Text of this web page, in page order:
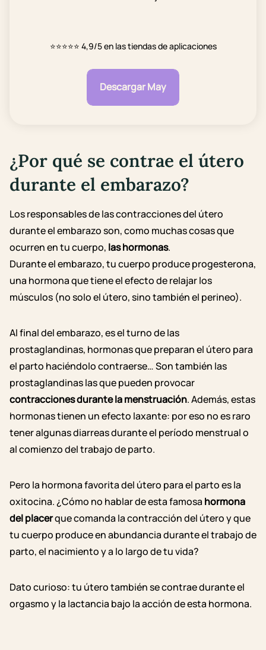
⭐⭐⭐⭐⭐ 4,9/5 en las tiendas de aplicaciones
Descargar May
¿Por qué se contrae el útero
durante el embarazo?
Los responsables de las contracciones del útero
durante el embarazo son, como muchas cosas que
ocurren en tu cuerpo, las hormonas.
Durante el embarazo, tu cuerpo produce progesterona,
una hormona que tiene el efecto de relajar los
músculos (no solo el útero, sino también el perineo).
Al final del embarazo, es el turno de las
prostaglandinas, hormonas que preparan el útero para
el parto haciéndolo contraerse… Son también las
prostaglandinas las que pueden provocar
contracciones durante la menstruación. Además, estas
hormonas tienen un efecto laxante: por eso no es raro
tener algunas diarreas durante el período menstrual o
al comienzo del trabajo de parto.
Pero la hormona favorita del útero para el parto es la
oxitocina. ¿Cómo no hablar de esta famosa hormona
del placerque comanda la contracción del útero y que
tu cuerpo produce en abundancia durante el trabajo de
parto, el nacimiento y a lo largo de tu vida?
Dato curioso: tu útero también se contrae durante el
orgasmo y la lactancia bajo la acción de esta hormona.